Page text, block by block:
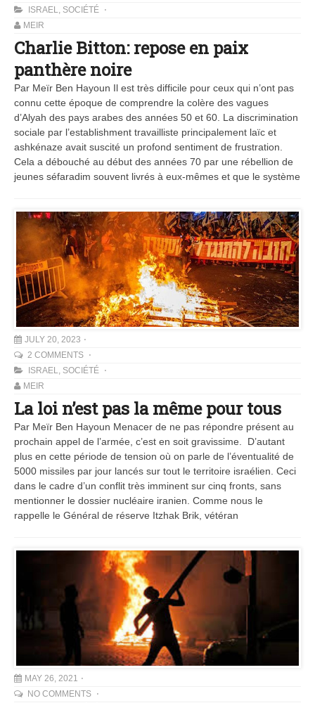
ISRAEL, SOCIÉTÉ
MEIR
Charlie Bitton: repose en paix
panthère noire
Par Meïr Ben Hayoun Il est très difficile pour ceux qui n’ont pas
connu cette époque de comprendre la colère des vagues
d’Alyah des pays arabes des années 50 et 60. La discrimination
sociale par l’establishment travailliste principalement laïc et
ashkénaze avait suscité un profond sentiment de frustration.
Cela a débouché au début des années 70 par une rébellion de
jeunes séfaradim souvent livrés à eux-mêmes et que le système
JULY 20, 2023
2 COMMENTS
ISRAEL, SOCIÉTÉ
MEIR
La loi n’est pas la même pour tous
Par Meïr Ben Hayoun Menacer de ne pas répondre présent au
prochain appel de l’armée, c’est en soit gravissime. D’autant
plus en cette période de tension où on parle de l’éventualité de
5000 missiles par jour lancés sur tout le territoire israélien. Ceci
dans le cadre d’un conflit très imminent sur cinq fronts, sans
mentionner le dossier nucléaire iranien. Comme nous le
rappelle le Général de réserve Itzhak Brik, vétéran
MAY 26, 2021
NO COMMENTS